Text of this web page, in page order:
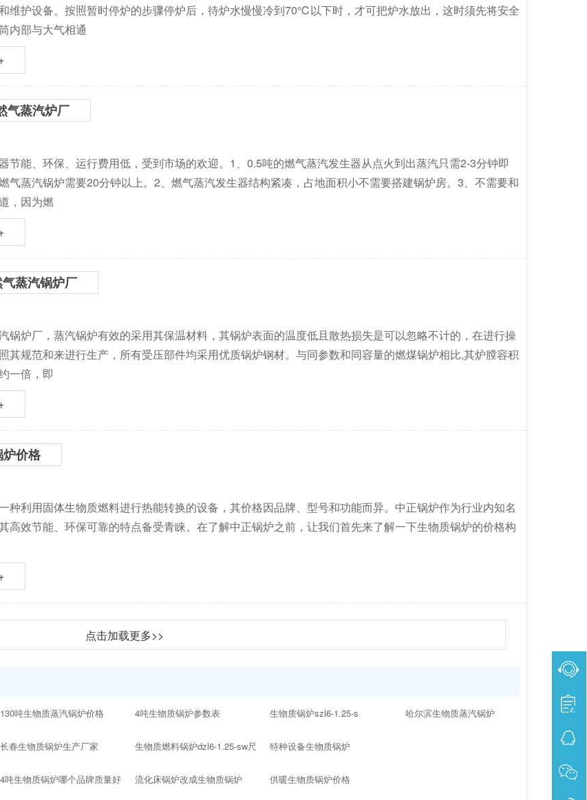
维护设备。按照暂时停炉的步骤停炉后，待炉水慢慢冷到70℃以下时，才可把炉水放出，这时须先将安全
内部与大气相通
气蒸汽炉厂
节能、环保、运行费用低，受到市场的欢迎。1、0.5吨的燃气蒸汽发生器从点火到出蒸汽只需2-3分钟即
气蒸汽锅炉需要20分钟以上。2、燃气蒸汽发生器结构紧凑，占地面积小不需要搭建锅炉房。3、不需要和
，因为燃
蒸汽锅炉厂
锅炉厂，蒸汽锅炉有效的采用其保温材料，其锅炉表面的温度低且散热损失是可以忽略不计的，在进行操
其规范和来进行生产，所有受压部件均采用优质锅炉钢材。与同参数和同容量的燃煤锅炉相比,其炉膛容积
一倍，即
价格
种利用固体生物质燃料进行热能转换的设备，其价格因品牌、型号和功能而异。中正锅炉作为行业内知名
高效节能、环保可靠的特点备受青睐。在了解中正锅炉之前，让我们首先来了解一下生物质锅炉的价格构
点击加载更多>>
130吨生物质蒸汽锅炉价格
长春生物质锅炉生产厂家
4吨生物质锅炉哪个品牌质量好
4吨生物质锅炉参数表
生物质燃料锅炉dzl6-1.25-sw尺
流化床锅炉改成生物质锅炉
生物质锅炉szl6-1.25-s
特种设备生物质锅炉
供暖生物质锅炉价格
哈尔滨生物质蒸汽锅炉